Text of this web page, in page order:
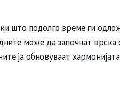
што подолго време ги
може да започнат
ја обновуваат